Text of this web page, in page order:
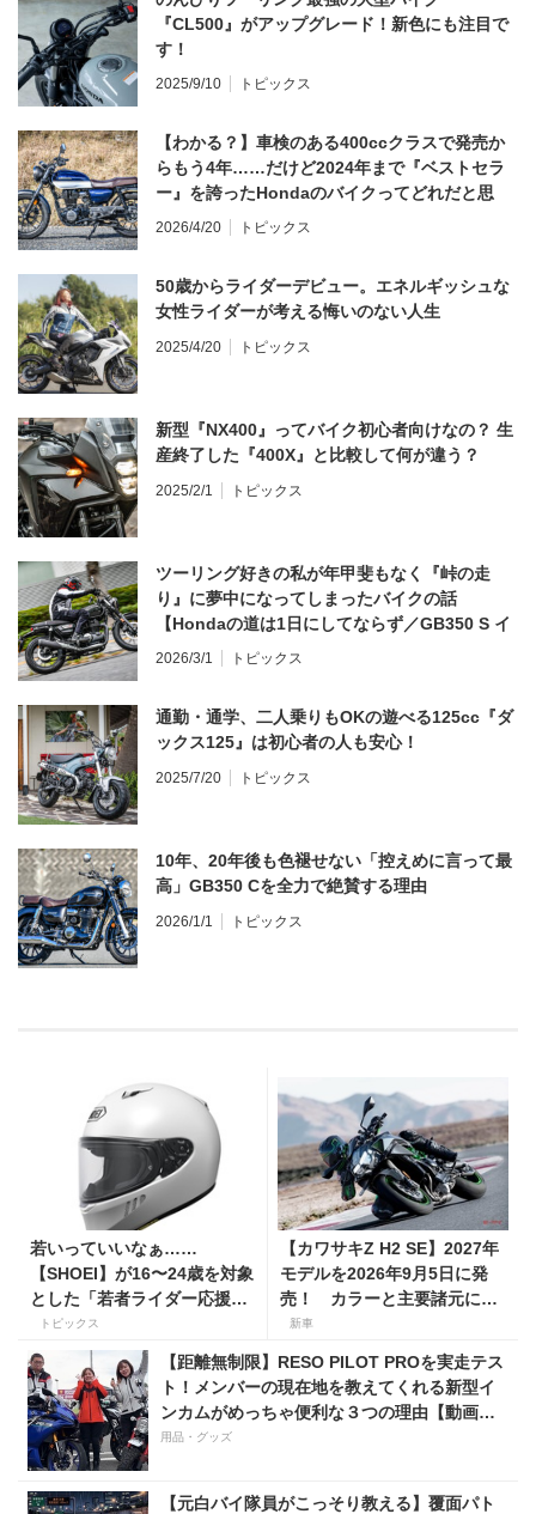
『CL500』がアップグレード！新色にも注目で
す！
2025/9/10 トピックス
【わかる？】車検のある400ccクラスで発売か
らもう4年……だけど2024年まで『ベストセラ
ー』を誇ったHondaのバイクってどれだと思
う？
2026/4/20 トピックス
50歳からライダーデビュー。エネルギッシュな
女性ライダーが考える悔いのない人生
2025/4/20 トピックス
新型『NX400』ってバイク初心者向けなの？ 生
産終了した『400X』と比較して何が違う？
2025/2/1 トピックス
ツーリング好きの私が年甲斐もなく『峠の走
り』に夢中になってしまったバイクの話
【Hondaの道は1日にしてならず／GB350 S イ
ンプレ・レビュー 前編】
2026/3/1 トピックス
通勤・通学、二人乗りもOKの遊べる125cc『ダ
ックス125』は初心者の人も安心！
2025/7/20 トピックス
10年、20年後も色褪せない「控えめに言って最
高」GB350 Cを全力で絶賛する理由
2026/1/1 トピックス
若いっていいなぁ……
【SHOEI】が16〜24歳を対象
とした「若者ライダー応援キ
ャンペーン」を実施
トピックス
【カワサキZ H2 SE】2027年
モデルを2026年9月5日に発
売！ カラーと主要諸元に変
更はなく、価格は据え置きの
新車
【距離無制限】RESO PILOT PROを実走テス
ト！メンバーの現在地を教えてくれる新型イ
ンカムがめっちゃ便利な３つの理由【動画付
き】
用品・グッズ
【元白バイ隊員がこっそり教える】覆面パト